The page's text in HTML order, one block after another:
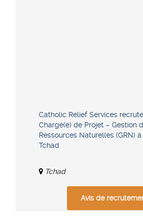
Catholic Relief Services
Chargé(e) de Projet – Gestion
Ressources Naturelles (GRN)
Tchad
Tchad
Avis de